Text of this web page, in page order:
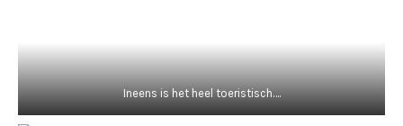
Ineens is het heel toeristisch….